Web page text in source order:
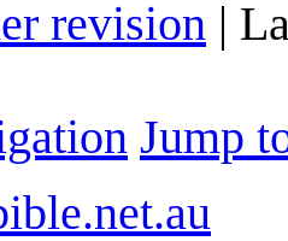
revision |
Jump